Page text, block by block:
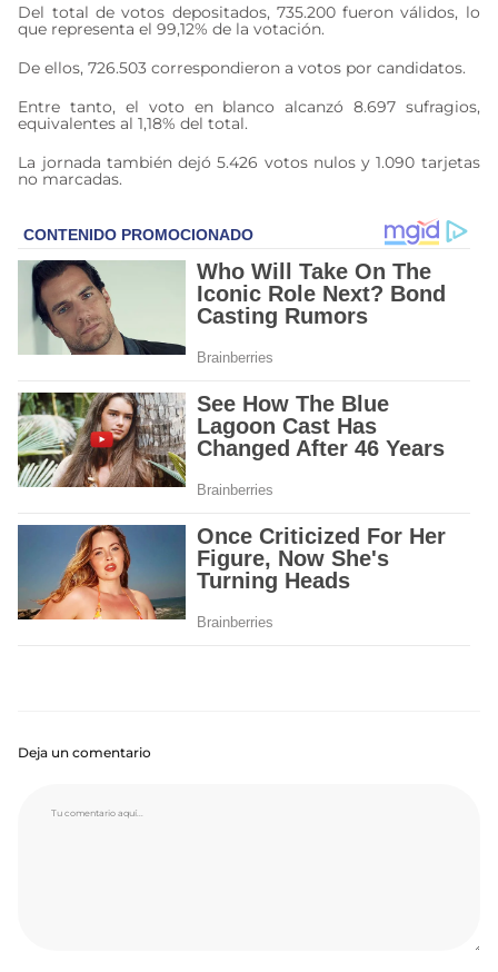
Del total de votos depositados, 735.200 fueron válidos, lo
que representa el 99,12% de la votación.
De ellos, 726.503 correspondieron a votos por candidatos.
Entre tanto, el voto en blanco alcanzó 8.697 sufragios,
equivalentes al 1,18% del total.
La jornada también dejó 5.426 votos nulos y 1.090 tarjetas
no marcadas.
Deja un comentario